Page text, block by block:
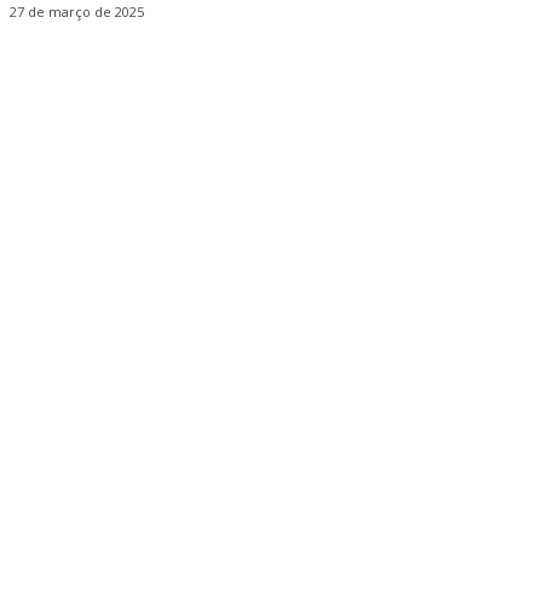
27 de março de 2025